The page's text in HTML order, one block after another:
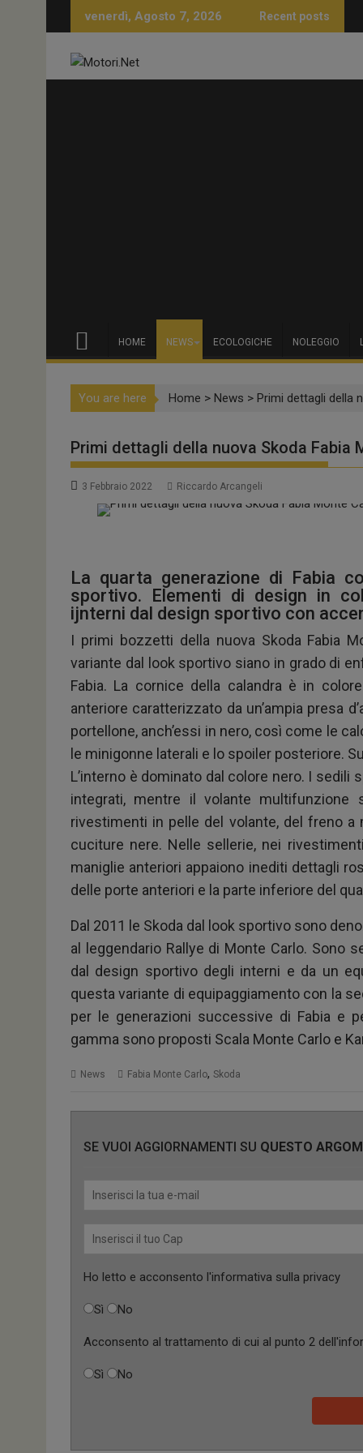
venerdì, Agosto 7, 2026 Recent posts
HOME NEWS ECOLOGICHE NOLEGGIO
You are here Home > News > Primi dettagli della
Primi dettagli della nuova Skoda Fabia
3 Febbraio 2022 Riccardo Arcangeli
La quarta generazione di Fabia
sportivo. Elementi di design in
ijnterni dal design sportivo con
I primi bozzetti della nuova Skoda Fabia
variante dal look sportivo siano in grado di
Fabia. La cornice della calandra è in
anteriore caratterizzato da un’ampia presa
portellone, anch’essi in nero, così come le
le minigonne laterali e lo spoiler posteriore.
L’interno è dominato dal colore nero. I
integrati, mentre il volante
rivestimenti in pelle del volante, del freno
cuciture nere. Nelle sellerie, nei
maniglie anteriori appaiono inediti dettagli
delle porte anteriori e la parte inferiore del
Dal 2011 le Skoda dal look sportivo sono
al leggendario Rallye di Monte Carlo. Sono
dal design sportivo degli interni e da un
questa variante di equipaggiamento con la
per le generazioni successive di Fabia e
gamma sono proposti Scala Monte Carlo e
News Fabia Monte Carlo, Skoda
SE VUOI AGGIORNAMENTI SU QUESTO
Ho letto e acconsento l'informativa sulla privacy
Sì No
Acconsento al trattamento di cui al punto 2 dell'
Sì No